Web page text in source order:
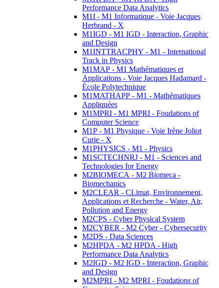
Performance Data Analytics
M1I - M1 Informatique - Voie Jacques
Herbrand - X
M1IGD - M1 IGD - Interaction, Graphic
and Design
M1INTTRACPHY - M1 - International
Track in Physics
M1MAP - M1 Mathématiques et
Applications - Voie Jacques Hadamard -
École Polytechnique
M1MATHAPP - M1 - Mathématiques
Appliquées
M1MPRI - M1 MPRI - Foudations of
Computer Science
M1P - M1 Physique - Voie Irène Joliot
Curie - X
M1PHYSICS - M1 - Physics
M1SCTECHNRJ - M1 - Sciences and
Technologies for Energy
M2BIOMECA - M2 Biomeca -
Biomechanics
M2CLEAR - CLimat, Environnement,
Applications et Recherche - Water, Air,
Pollution and Energy
M2CPS - Cyber Physical System
M2CYBER - M2 Cyber - Cybersecurity
M2DS - Data Sciences
M2HPDA - M2 HPDA - High
Performance Data Analytics
M2IGD - M2 IGD - Interaction, Graphic
and Design
M2MPRI - M2 MPRI - Foudations of